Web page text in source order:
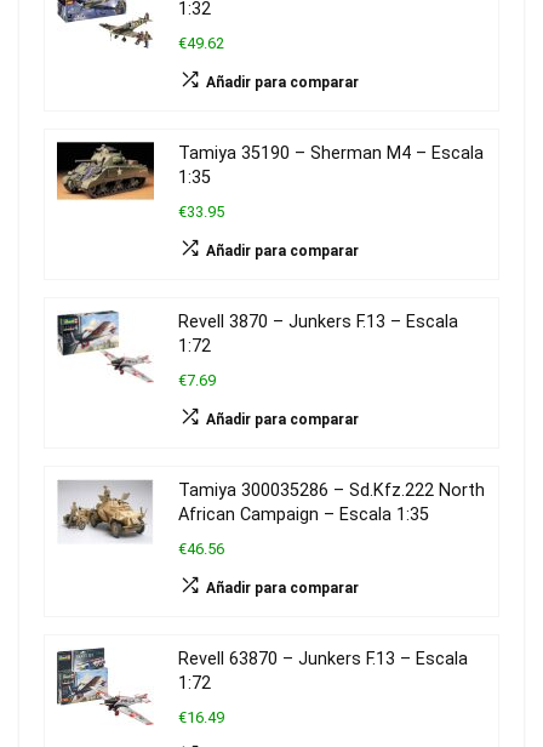
1:32
€49.62
Añadir para comparar
Tamiya 35190 – Sherman M4 – Escala
1:35
€33.95
Añadir para comparar
Revell 3870 – Junkers F.13 – Escala
1:72
€7.69
Añadir para comparar
Tamiya 300035286 – Sd.Kfz.222 North
African Campaign – Escala 1:35
€46.56
Añadir para comparar
Revell 63870 – Junkers F.13 – Escala
1:72
€16.49